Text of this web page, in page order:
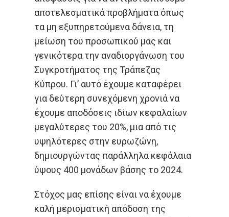
αποτελεσματικά προβλήματα όπως
τα μη εξυπηρετούμενα δάνεια, τη
μείωση του προσωπικού μας και
γενικότερα την αναδιοργάνωση του
Συγκροτήματος της Τράπεζας
Κύπρου. Γι’ αυτό έχουμε καταφέρει
για δεύτερη συνεχόμενη χρονιά να
έχουμε αποδόσεις ιδίων κεφαλαίων
μεγαλύτερες του 20%, μια από τις
υψηλότερες στην ευρωζώνη,
δημιουργώντας παράλληλα κεφάλαια
ύψους 400 μονάδων βάσης το 2024.
Στόχος μας επίσης είναι να έχουμε
καλή μερισματική απόδοση της